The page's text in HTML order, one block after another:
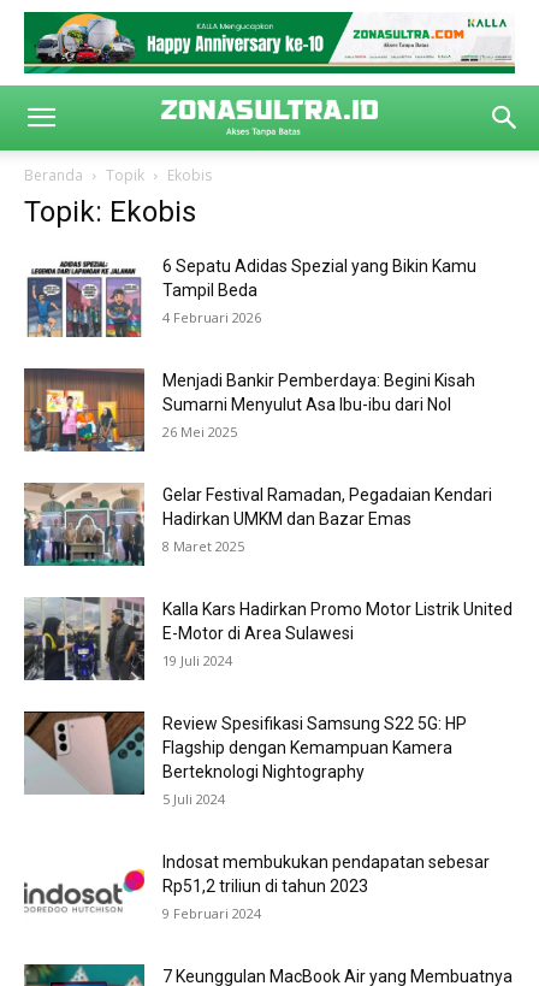
Beranda Topik Ekobis
Topik: Ekobis
6 Sepatu Adidas Spezial yang Bikin Kamu
Tampil Beda
4 Februari 2026
Menjadi Bankir Pemberdaya: Begini Kisah
Sumarni Menyulut Asa Ibu-ibu dari Nol
26 Mei 2025
Gelar Festival Ramadan, Pegadaian Kendari
Hadirkan UMKM dan Bazar Emas
8 Maret 2025
Kalla Kars Hadirkan Promo Motor Listrik United
E-Motor di Area Sulawesi
19 Juli 2024
Review Spesifikasi Samsung S22 5G: HP
Flagship dengan Kemampuan Kamera
Berteknologi Nightography
5 Juli 2024
Indosat membukukan pendapatan sebesar
Rp51,2 triliun di tahun 2023
9 Februari 2024
7 Keunggulan MacBook Air yang Membuatnya